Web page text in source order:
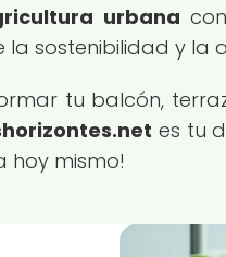
urbana
sostenibilidad y
tu balcón,
es tu
hoy mismo!